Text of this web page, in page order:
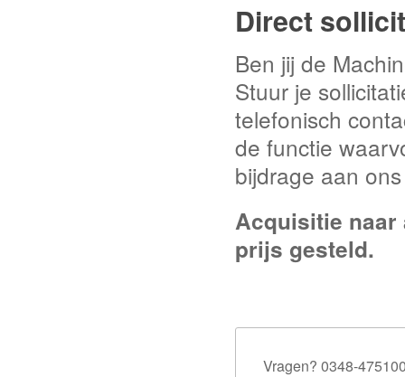
Direct
Ben jij de
Stuur je
telefonisch
de functie
bijdrage aan
Acquisitie naar
prijs gesteld.
Vragen? 0348-